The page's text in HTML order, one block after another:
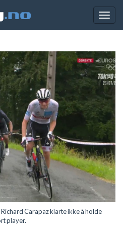
Carapaz klarte ikke å holde
player.